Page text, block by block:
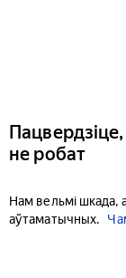
не робат
Нам вельмі шкада,
аўтаматычных.